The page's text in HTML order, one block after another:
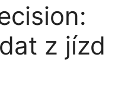
z jízd